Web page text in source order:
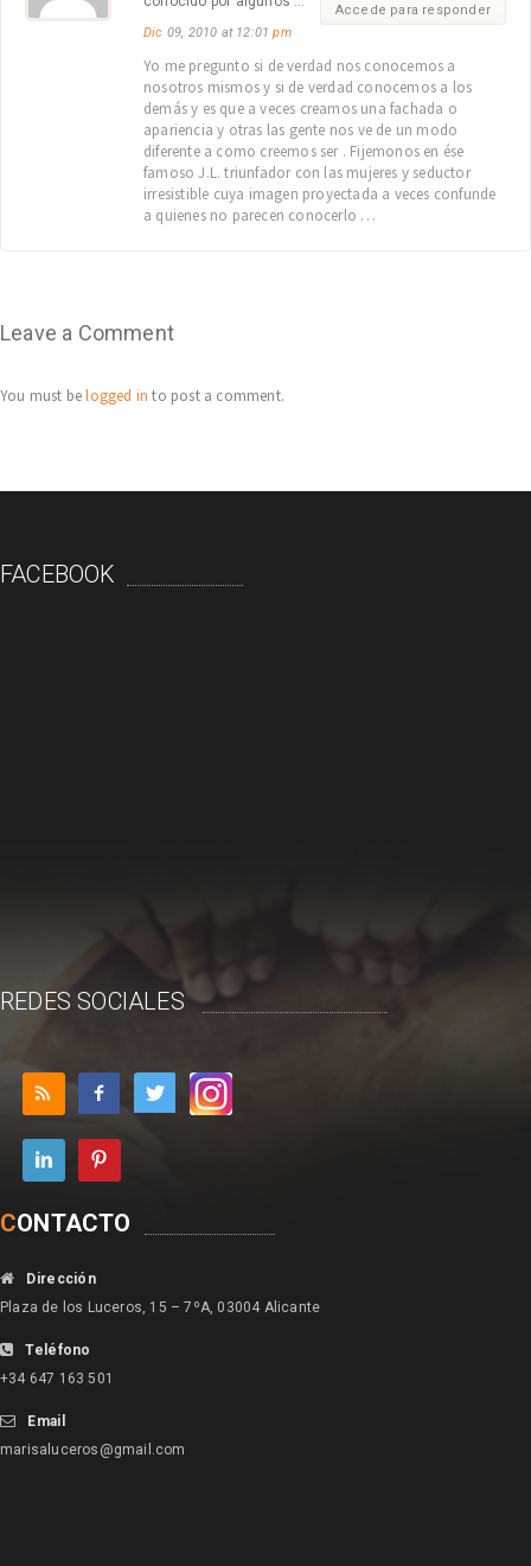
Accede para responder
Dic 09, 2010 at 12:01pm
Yo me pregunto si de verdad nos conocemos a
nosotros mismos y si de verdad conocemos a los
demás y es que a veces creamos una fachada o
apariencia y otras las gente nos ve de un modo
diferente a como creemos ser . Fijemonos en ése
famoso J.L. triunfador con las mujeres y seductor
irresistible cuya imagen proyectada a veces confunde
a quienes no parecen conocerlo …
Leave a Comment
You must belogged in to post a comment.
FACEBOOK
REDES SOCIALES
CONTACTO
Dirección
Plaza de los Luceros, 15 – 7ºA, 03004 Alicante
Teléfono
+34 647 163 501
Email
marisaluceros@gmail.com